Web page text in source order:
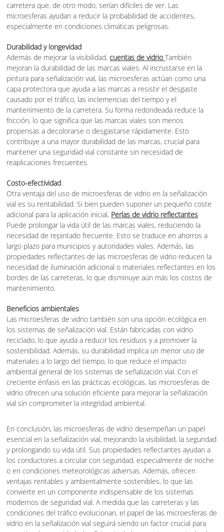
carretera que, de otro modo, serían difíciles de ver. Las
microesferas ayudan a reducir la probabilidad de accidentes,
especialmente en condiciones climáticas peligrosas.
Durabilidad y longevidad
Además de mejorar la visibilidad,cuentas de vidrioTambién
mejoran la durabilidad de las marcas viales. Al incrustarse en la
pintura para señalización vial, las microesferas actúan como una
capa protectora que ayuda a las marcas a resistir el desgaste
causado por el tráfico, las inclemencias del tiempo y el
mantenimiento de la carretera. Su forma redondeada reduce la
fricción, lo que significa que las marcas viales son menos
propensas a decolorarse o desgastarse rápidamente. Esto
contribuye a una mayor durabilidad de las marcas, crucial para
mantener una seguridad vial constante sin necesidad de
reaplicaciones frecuentes.
Costo-efectividad
Otra ventaja del uso de microesferas de vidrio en la señalización
vial es su rentabilidad. Si bien pueden suponer un pequeño coste
adicional para la aplicación inicial, Perlas de vidrio reflectantes
Puede prolongar la vida útil de las marcas viales, reduciendo la
necesidad de repintado frecuente. Esto se traduce en ahorros a
largo plazo para municipios y autoridades viales. Además, las
propiedades reflectantes de las microesferas de vidrio reducen la
necesidad de iluminación adicional o materiales reflectantes en los
bordes de las carreteras, lo que disminuye aún más los costos de
mantenimiento.
Beneficios ambientales
Las microesferas de vidrio también son una opción ecológica en
los sistemas de señalización vial. Están fabricadas con vidrio
reciclado, lo que ayuda a reducir los residuos y a promover la
sostenibilidad. Además, su durabilidad implica un menor uso de
materiales a lo largo del tiempo, lo que reduce el impacto
ambiental general de los sistemas de señalización vial. Con el
creciente énfasis en las prácticas ecológicas, las microesferas de
vidrio ofrecen una solución eficiente para mejorar la señalización
vial sin comprometer la integridad ambiental.
En conclusión, las microesferas de vidrio desempeñan un papel
esencial en la señalización vial, mejorando la visibilidad, la seguridad
y prolongando su vida útil. Sus propiedades reflectantes ayudan a
los conductores a circular con seguridad, especialmente de noche
o en condiciones meteorológicas adversas. Además, ofrecen
ventajas rentables y ambientalmente sostenibles, lo que las
convierte en un componente indispensable de los sistemas
modernos de seguridad vial. A medida que las carreteras y las
condiciones del tráfico evolucionan, el papel de las microesferas de
vidrio en la señalización vial seguirá siendo un factor crucial para